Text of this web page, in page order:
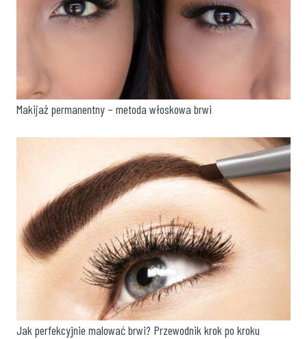
Makijaż permanentny – metoda włoskowa brwi
Jak perfekcyjnie malować brwi? Przewodnik krok po kroku